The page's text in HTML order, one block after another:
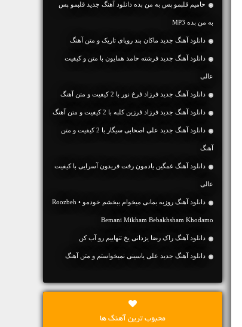
حامیم قلبمو پس به من بده دانلود آهنگ جدید قلبمو پس
به من بده MP3
دانلود آهنگ جديد ماکان بند رویای تاریک و متن آهنگ
دانلود آهنگ جديد فرشته حامد همایون با متن و کیفیت
عالی
دانلود آهنگ جديد فرزاد فرخ نور با 2 کیفیت و متن آهنگ
دانلود آهنگ جديد فرزاد فرزین کلبه با 2 کیفیت و متن آهنگ
دانلود آهنگ جديد علی اصحابی سیگار با 2 کیفیت و متن
آهنگ
دانلود آهنگ غمگین یادمون رفت فریدون آسرایی با کیفیت
عالی
دانلود آهنگ روزبه بمانی میخوام ببخشم خودمو • Roozbeh
Bemani Mikham Bebakhsham Khodamo
دانلود آهنگ راک رضا یزدانی یخ تنهاییم رو آب کن
دانلود آهنگ جديد علی یاسینی نمیخواستم و متن آهنگ
محبوب ترین آهنگ ها